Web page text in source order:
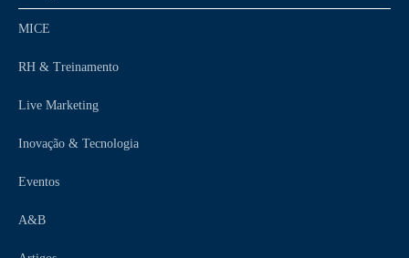
MICE
RH & Treinamento
Live Marketing
Inovação & Tecnologia
Eventos
A&B